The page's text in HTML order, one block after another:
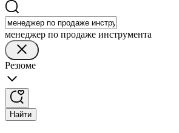
менеджер по продаже инструмента
Резюме
Найти